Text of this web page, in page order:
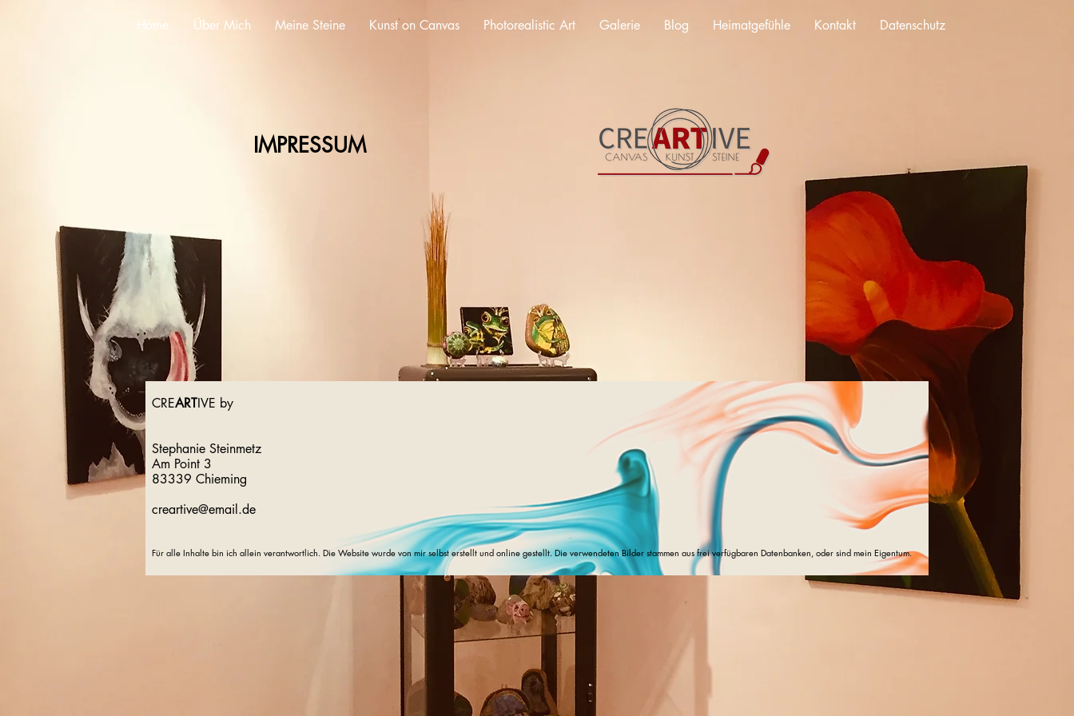
Home Über Mich Meine Steine Kunst on Canvas Photorealistic Art Galerie Blog Heimatgefühle Kontakt Datenschutz
IMPRESSUM
CREARTIVE by
Stephanie Steinmetz
Am Point 3
83339 Chieming
creartive@email.de
Für alle Inhalte bin ich allein verantwortlich. Die Website wurde von mir selbst erstellt und online gestellt. Die verwendeten Bilder stammen aus frei verfügbaren Datenbanken, oder sind mein Eigentum.